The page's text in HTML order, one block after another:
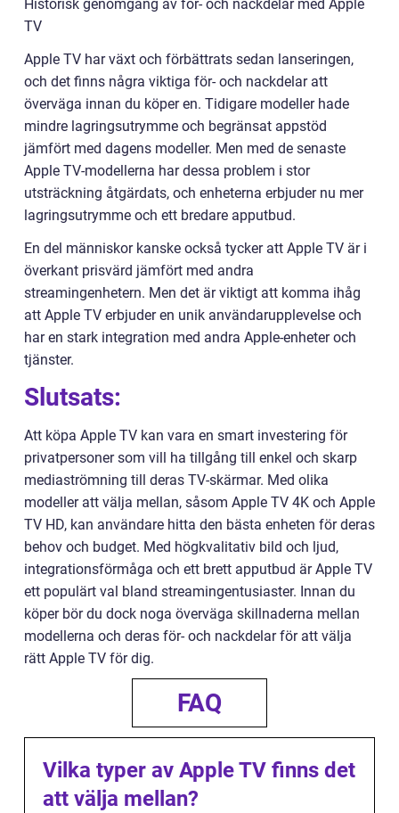
Historisk genomgång av för- och nackdelar med Apple
TV
Apple TV har växt och förbättrats sedan lanseringen,
och det finns några viktiga för- och nackdelar att
överväga innan du köper en. Tidigare modeller hade
mindre lagringsutrymme och begränsat appstöd
jämfört med dagens modeller. Men med de senaste
Apple TV-modellerna har dessa problem i stor
utsträckning åtgärdats, och enheterna erbjuder nu mer
lagringsutrymme och ett bredare apputbud.
En del människor kanske också tycker att Apple TV är i
överkant prisvärd jämfört med andra
streamingenhetern. Men det är viktigt att komma ihåg
att Apple TV erbjuder en unik användarupplevelse och
har en stark integration med andra Apple-enheter och
tjänster.
Slutsats:
Att köpa Apple TV kan vara en smart investering för
privatpersoner som vill ha tillgång till enkel och skarp
mediaströmning till deras TV-skärmar. Med olika
modeller att välja mellan, såsom Apple TV 4K och Apple
TV HD, kan användare hitta den bästa enheten för deras
behov och budget. Med högkvalitativ bild och ljud,
integrationsförmåga och ett brett apputbud är Apple TV
ett populärt val bland streamingentusiaster. Innan du
köper bör du dock noga överväga skillnaderna mellan
modellerna och deras för- och nackdelar för att välja
rätt Apple TV för dig.
FAQ
Vilka typer av Apple TV finns det
att välja mellan?